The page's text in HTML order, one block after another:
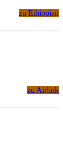
zu Ethiopian
zu Airlink